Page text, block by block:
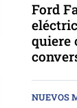
Ford
quiere
NUEVOS